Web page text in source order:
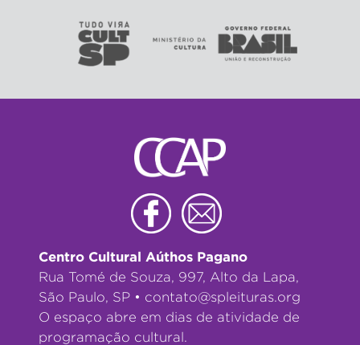
Centro Cultural Aúthos Pagano
Rua Tomé de Souza, 997, Alto da Lapa,
São Paulo, SP • contato@spleituras.org
O espaço abre em dias de atividade de
programação cultural.